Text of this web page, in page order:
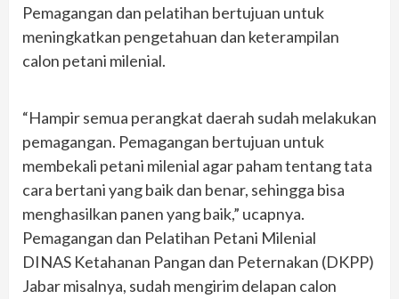
Pemagangan dan pelatihan bertujuan untuk
meningkatkan pengetahuan dan keterampilan
calon petani milenial.
“Hampir semua perangkat daerah sudah melakukan
pemagangan. Pemagangan bertujuan untuk
membekali petani milenial agar paham tentang tata
cara bertani yang baik dan benar, sehingga bisa
menghasilkan panen yang baik,” ucapnya.
Pemagangan dan Pelatihan Petani Milenial
DINAS Ketahanan Pangan dan Peternakan (DKPP)
Jabar misalnya, sudah mengirim delapan calon